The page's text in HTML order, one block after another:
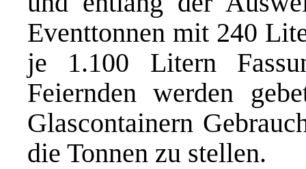
Eventtonnen mit 240
je 1.100 Litern
Feiernden werden
Glascontainern
die Tonnen zu stellen.